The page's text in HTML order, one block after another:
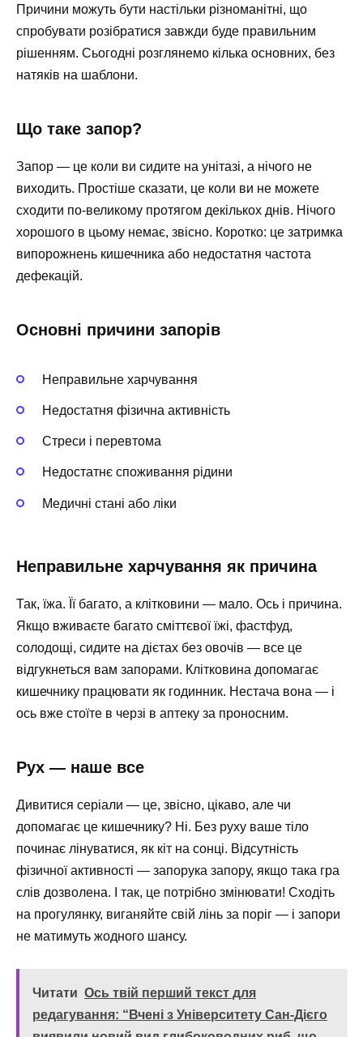
Причини можуть бути настільки різноманітні, що
спробувати розібратися завжди буде правильним
рішенням. Сьогодні розглянемо кілька основних, без
натяків на шаблони.
Що таке запор?
Запор — це коли ви сидите на унітазі, а нічого не
виходить. Простіше сказати, це коли ви не можете
сходити по-великому протягом декількох днів. Нічого
хорошого в цьому немає, звісно. Коротко: це затримка
випорожнень кишечника або недостатня частота
дефекацій.
Основні причини запорів
Неправильне харчування
Недостатня фізична активність
Стреси і перевтома
Недостатнє споживання рідини
Медичні стані або ліки
Неправильне харчування як причина
Так, їжа. Її багато, а клітковини — мало. Ось і причина.
Якщо вживаєте багато сміттєвої їжі, фастфуд,
солодощі, сидите на дієтах без овочів — все це
відгукнеться вам запорами. Клітковина допомагає
кишечнику працювати як годинник. Нестача вона — і
ось вже стоїте в черзі в аптеку за проносним.
Рух — наше все
Дивитися серіали — це, звісно, цікаво, але чи
допомагає це кишечнику? Ні. Без руху ваше тіло
починає лінуватися, як кіт на сонці. Відсутність
фізичної активності — запорука запору, якщо така гра
слів дозволена. І так, це потрібно змінювати! Сходіть
на прогулянку, виганяйте свій лінь за поріг — і запори
не матимуть жодного шансу.
Читати Ось твій перший текст для
редагування: “Вчені з Університету Сан-Дієго